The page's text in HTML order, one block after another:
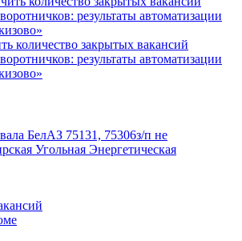
количество закрытых вакансий
результаты автоматизации
БелАЗ 75131, 75306з/п не
Угольная Энергетическая